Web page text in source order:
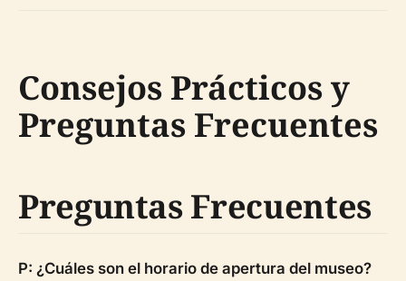
Consejos Prácticos y
Preguntas Frecuentes
Preguntas Frecuentes
P: ¿Cuáles son el horario de apertura del museo?